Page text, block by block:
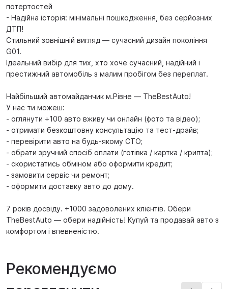
потертостей
- Надійна історія: мінімальні пошкодження, без серйозних
ДТП!
Стильний зовнішній вигляд — сучасний дизайн покоління
G01.
Ідеальний вибір для тих, хто хоче сучасний, надійний і
престижний автомобіль з малим пробігом без переплат.
Найбільший автомайданчик м.Рівне — TheBestAuto!
У нас ти можеш:
- оглянути +100 авто вживу чи онлайн (фото та відео);
- отримати безкоштовну консультацію та тест-драйв;
- перевірити авто на будь-якому СТО;
- обрати зручний спосіб оплати (готівка / картка / крипта);
- скористатись обміном або оформити кредит;
- замовити сервіс чи ремонт;
- оформити доставку авто до дому.
7 років досвіду. +1000 задоволених клієнтів. Обери
TheBestAuto — обери надійність! Купуй та продавай авто з
комфортом і впевненістю.
Рекомендуємо